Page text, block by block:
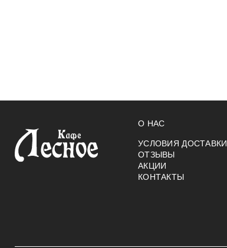
О НАС
УСЛОВИЯ ДОСТАВКИ
ОТЗЫВЫ
АКЦИИ
КОНТАКТЫ